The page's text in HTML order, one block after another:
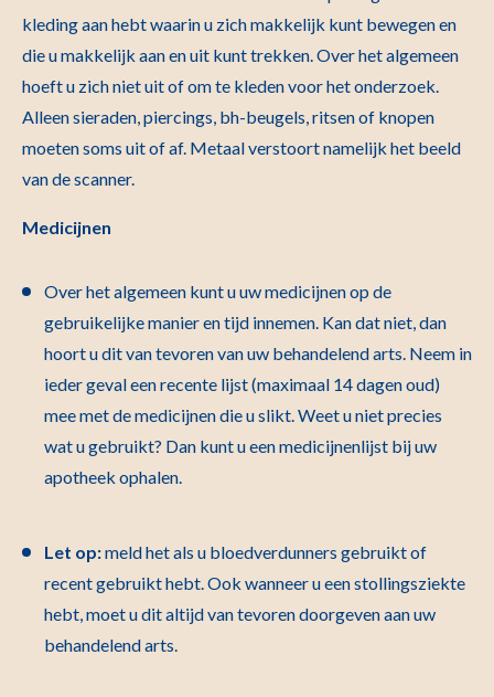
kleding aan hebt waarin u zich makkelijk kunt bewegen en
die u makkelijk aan en uit kunt trekken. Over het algemeen
hoeft u zich niet uit of om te kleden voor het onderzoek.
Alleen sieraden, piercings, bh-beugels, ritsen of knopen
moeten soms uit of af. Metaal verstoort namelijk het beeld
van de scanner.
Medicijnen
Over het algemeen kunt u uw medicijnen op de
gebruikelijke manier en tijd innemen. Kan dat niet, dan
hoort u dit van tevoren van uw behandelend arts. Neem in
ieder geval een recente lijst (maximaal 14 dagen oud)
mee met de medicijnen die u slikt. Weet u niet precies
wat u gebruikt? Dan kunt u een medicijnenlijst bij uw
apotheek ophalen.
Let op:meld het als u bloedverdunners gebruikt of
recent gebruikt hebt. Ook wanneer u een stollingsziekte
hebt, moet u dit altijd van tevoren doorgeven aan uw
behandelend arts.